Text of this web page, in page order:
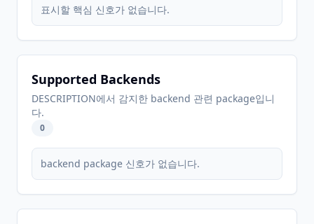
표시할 핵심 신호가 없습니다.
Supported Backends
DESCRIPTION에서 감지한 backend 관련 package입니
다.
0
backend package 신호가 없습니다.